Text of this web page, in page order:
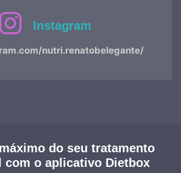
Instagram
nutri.renatobelegante/
do seu tratamento
com o aplicativo Dietbox